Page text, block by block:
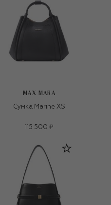
MAX MARA
Сумка Marine XS
115 500 ₽